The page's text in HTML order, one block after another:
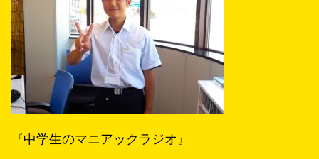
『中学生のマニアックラジオ』